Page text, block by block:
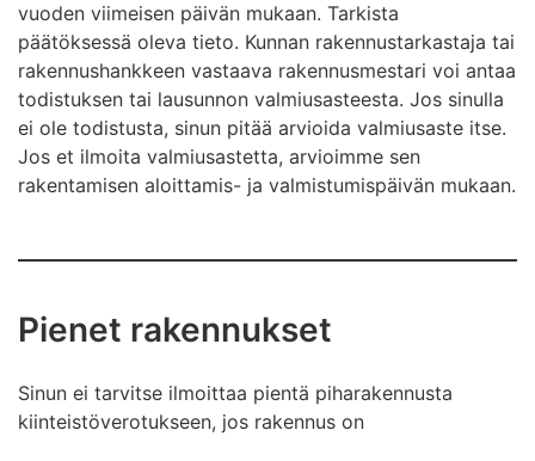
vuoden viimeisen päivän mukaan. Tarkista
päätöksessä oleva tieto. Kunnan rakennustarkastaja tai
rakennushankkeen vastaava rakennusmestari voi antaa
todistuksen tai lausunnon valmiusasteesta. Jos sinulla
ei ole todistusta, sinun pitää arvioida valmiusaste itse.
Jos et ilmoita valmiusastetta, arvioimme sen
rakentamisen aloittamis- ja valmistumispäivän mukaan.
Pienet rakennukset
Sinun ei tarvitse ilmoittaa pientä piharakennusta
kiinteistöverotukseen, jos rakennus on